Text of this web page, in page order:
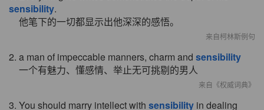
sensibility.
他笔下的一切都显示出他深深的感悟。
来自柯林斯例句
2. a man of impeccable manners, charm and sensibility
一个有魅力、懂感情、举止无可挑剔的男人
来自《权威词典》
3. You should marry intellect with sensibility in dealing